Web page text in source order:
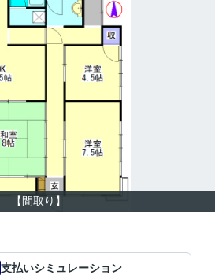
【間取り】
支払いシミュレーション